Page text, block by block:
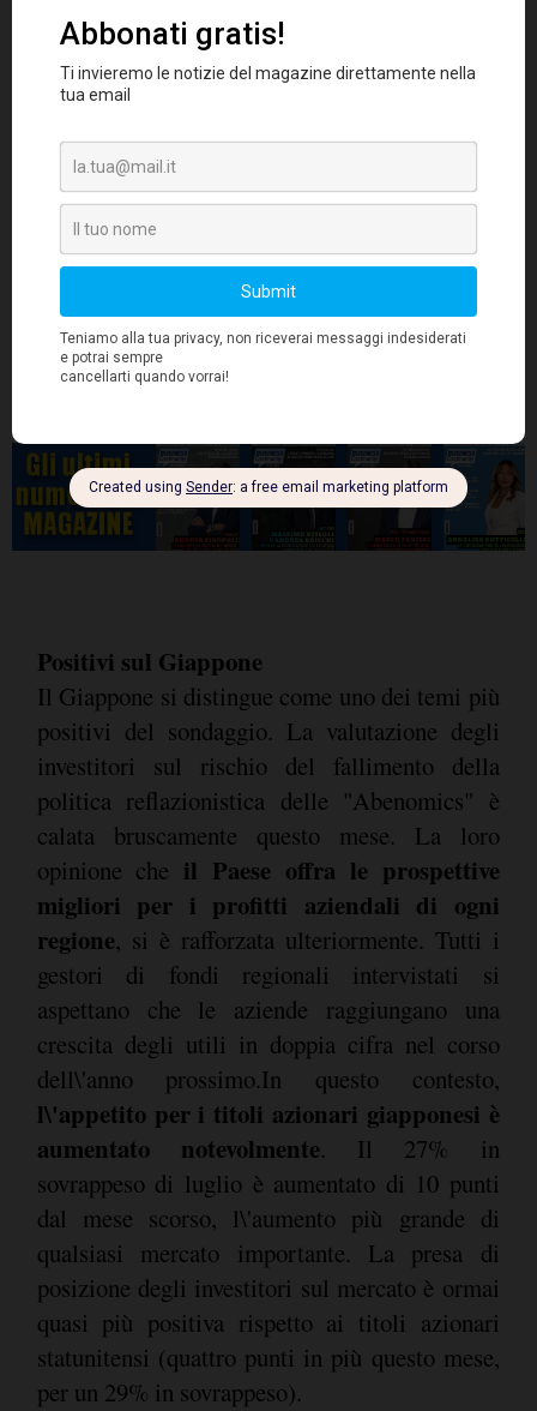
GEM sono ormai sovrappeso titoli azionari del
Paese, 12 punti in più rispetto al mese scorso.
Positivi sul Giappone
Il Giappone si distingue come uno dei temi più
positivi del sondaggio. La valutazione degli
investitori sul rischio del fallimento della
politica reflazionistica delle "Abenomics" è
calata bruscamente questo mese. La loro
opinione che il Paese offra le prospettive
migliori per i profitti aziendali di ogni
regione, si è rafforzata ulteriormente. Tutti i
gestori di fondi regionali intervistati si
aspettano che le aziende raggiungano una
crescita degli utili in doppia cifra nel corso
dell\'anno prossimo.In questo contesto,
l\'appetito per i titoli azionari giapponesi è
aumentato notevolmente. Il 27% in
sovrappeso di luglio è aumentato di 10 punti
dal mese scorso, l\'aumento più grande di
qualsiasi mercato importante. La presa di
posizione degli investitori sul mercato è ormai
quasi più positiva rispetto ai titoli azionari
statunitensi (quattro punti in più questo mese,
per un 29% in sovrappeso).